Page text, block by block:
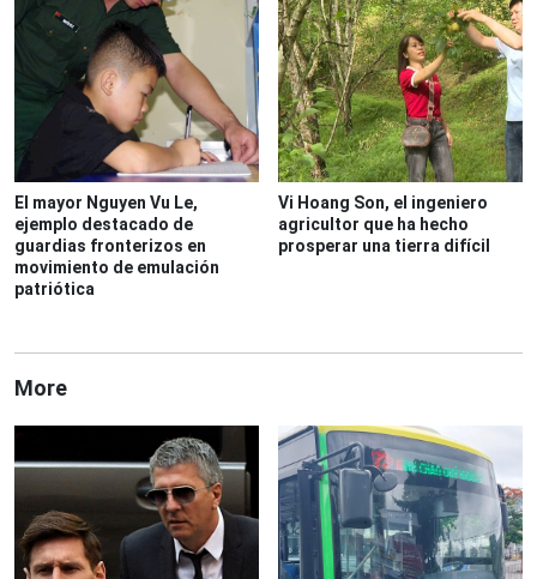
El mayor Nguyen Vu Le,
ejemplo destacado de
guardias fronterizos en
movimiento de emulación
patriótica
Vi Hoang Son, el ingeniero
agricultor que ha hecho
prosperar una tierra difícil
More